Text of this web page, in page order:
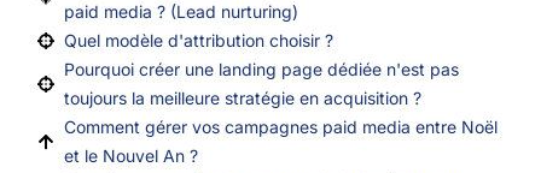
paid media ? (Lead nurturing)
Quel modèle d'attribution choisir ?
Pourquoi créer une landing page dédiée n'est pas
toujours la meilleure stratégie en acquisition ?
Comment gérer vos campagnes paid media entre Noël
et le Nouvel An ?